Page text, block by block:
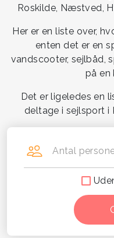
Roskilde, Næstved,
Her er en liste over,
enten det er en
vandscooter, sejlbåd,
på en
Det er ligeledes en
deltage i sejlsport i
Antal